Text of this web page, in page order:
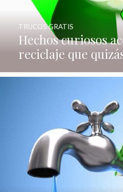
Hechos curiosos
reciclaje que
TRUCOS GRATIS